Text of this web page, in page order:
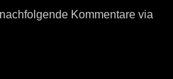
Kommentare via